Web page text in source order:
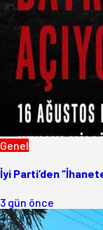
Genel
İyi Parti’den
3 gün önce